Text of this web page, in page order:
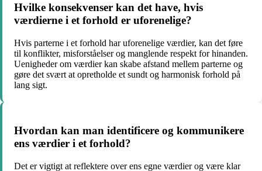
Hvilke konsekvenser kan det have, hvis
værdierne i et forhold er uforenelige?
Hvis parterne i et forhold har uforenelige værdier, kan det føre
til konflikter, misforståelser og manglende respekt for hinanden.
Uenigheder om værdier kan skabe afstand mellem parterne og
gøre det svært at opretholde et sundt og harmonisk forhold på
lang sigt.
Hvordan kan man identificere og kommunikere
ens værdier i et forhold?
Det er vigtigt at reflektere over ens egne værdier og være klar